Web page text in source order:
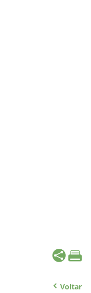
Voltar